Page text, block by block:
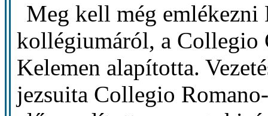
Meg kell még emlékezni
kollégiumáról, a
Kelemen alapította.
jezsuita Collegio